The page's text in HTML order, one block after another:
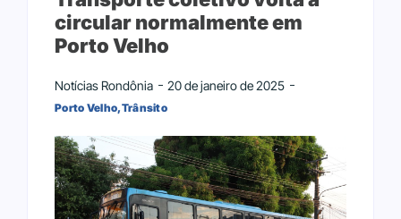
circular normalmente em
Porto Velho
Notícias Rondônia 20 de janeiro de 2025
Porto Velho,Trânsito